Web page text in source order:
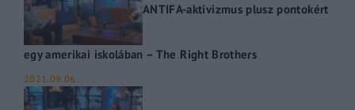
ANTIFA-aktivizmus plusz pontokért
egy amerikai iskolában – The Right Brothers
2021.09.06.